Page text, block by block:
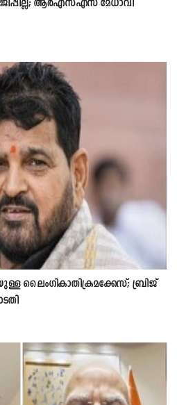
ആർഎസ്എസ് മേധാവി
ലൈംഗികാതിക്രമക്കേസ്; ബ്രിജ്